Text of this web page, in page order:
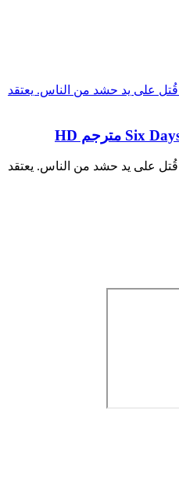
على يد حشد من الناس. يعتقد
على يد حشد من الناس. يعتقد